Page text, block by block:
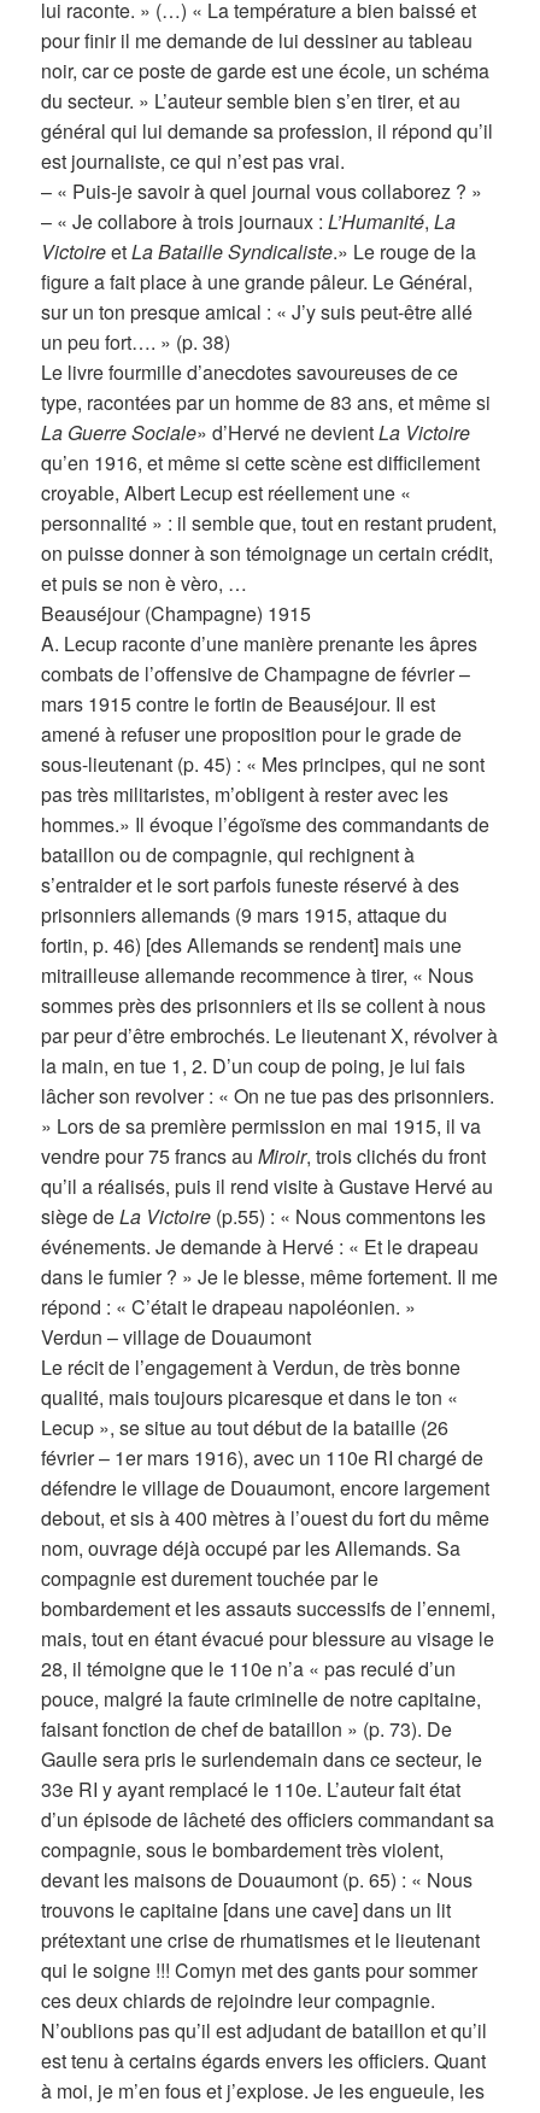
lui raconte. » (…) « La température a bien baissé et
pour finir il me demande de lui dessiner au tableau
noir, car ce poste de garde est une école, un schéma
du secteur. » L’auteur semble bien s’en tirer, et au
général qui lui demande sa profession, il répond qu’il
est journaliste, ce qui n’est pas vrai.
– « Puis-je savoir à quel journal vous collaborez ? »
– « Je collabore à trois journaux :L’Humanité,La
VictoireetLa Bataille Syndicaliste.» Le rouge de la
figure a fait place à une grande pâleur. Le Général,
sur un ton presque amical : « J’y suis peut-être allé
un peu fort…. » (p. 38)
Le livre fourmille d’anecdotes savoureuses de ce
type, racontées par un homme de 83 ans, et même si
La Guerre Sociale» d’Hervé ne devientLa Victoire
qu’en 1916, et même si cette scène est difficilement
croyable, Albert Lecup est réellement une «
personnalité » : il semble que, tout en restant prudent,
on puisse donner à son témoignage un certain crédit,
et puis se non è vèro, …
Beauséjour (Champagne) 1915
A. Lecup raconte d’une manière prenante les âpres
combats de l’offensive de Champagne de février –
mars 1915 contre le fortin de Beauséjour. Il est
amené à refuser une proposition pour le grade de
sous-lieutenant (p. 45) : « Mes principes, qui ne sont
pas très militaristes, m’obligent à rester avec les
hommes.» Il évoque l’égoïsme des commandants de
bataillon ou de compagnie, qui rechignent à
s’entraider et le sort parfois funeste réservé à des
prisonniers allemands (9 mars 1915, attaque du
fortin, p. 46) [des Allemands se rendent] mais une
mitrailleuse allemande recommence à tirer, « Nous
sommes près des prisonniers et ils se collent à nous
par peur d’être embrochés. Le lieutenant X, révolver à
la main, en tue 1, 2. D’un coup de poing, je lui fais
lâcher son revolver : « On ne tue pas des prisonniers.
» Lors de sa première permission en mai 1915, il va
vendre pour 75 francs auMiroir, trois clichés du front
qu’il a réalisés, puis il rend visite à Gustave Hervé au
siège deLa Victoire (p.55) : « Nous commentons les
événements. Je demande à Hervé : « Et le drapeau
dans le fumier ? » Je le blesse, même fortement. Il me
répond : « C’était le drapeau napoléonien. »
Verdun – village de Douaumont
Le récit de l’engagement à Verdun, de très bonne
qualité, mais toujours picaresque et dans le ton «
Lecup », se situe au tout début de la bataille (26
février – 1er mars 1916), avec un 110e RI chargé de
défendre le village de Douaumont, encore largement
debout, et sis à 400 mètres à l’ouest du fort du même
nom, ouvrage déjà occupé par les Allemands. Sa
compagnie est durement touchée par le
bombardement et les assauts successifs de l’ennemi,
mais, tout en étant évacué pour blessure au visage le
28, il témoigne que le 110e n’a « pas reculé d’un
pouce, malgré la faute criminelle de notre capitaine,
faisant fonction de chef de bataillon » (p. 73). De
Gaulle sera pris le surlendemain dans ce secteur, le
33e RI y ayant remplacé le 110e. L’auteur fait état
d’un épisode de lâcheté des officiers commandant sa
compagnie, sous le bombardement très violent,
devant les maisons de Douaumont (p. 65) : « Nous
trouvons le capitaine [dans une cave] dans un lit
prétextant une crise de rhumatismes et le lieutenant
qui le soigne !!! Comyn met des gants pour sommer
ces deux chiards de rejoindre leur compagnie.
N’oublions pas qu’il est adjudant de bataillon et qu’il
est tenu à certains égards envers les officiers. Quant
à moi, je m’en fous et j’explose. Je les engueule, les